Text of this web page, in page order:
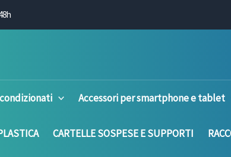
Accessori per smartphone e tablet
CARTELLE SOSPESE E SUPPORTI